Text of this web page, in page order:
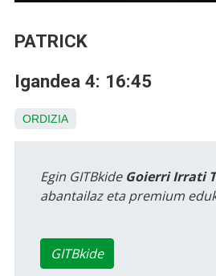
PATRICK
Igandea 4: 16:45
ORDIZIA
Egin GITBkide Goierri Irrati
abantailaz eta premium
GITBkide